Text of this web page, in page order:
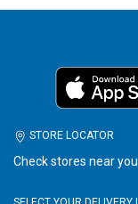
STORE LOCATOR
Check stores near